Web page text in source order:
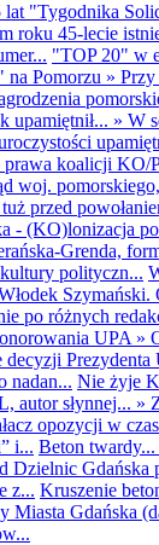
lat "Tygodnika
roku 45-lecie
"TOP 20" w
na Pomorzu »
upamiętnił... » W
prawa koalicji KO/
woj.
przed
- (KO)lonizacja
Grenda,
polityczn...
Szymański.
po różnych
UPA »
decyzji Prezydenta
nadan... Nie żyje
autor słynnej... »
opozycji w
i... Beton twardy...
Dzielnic Gdańska
z... Kruszenie
Miasta Gdańska